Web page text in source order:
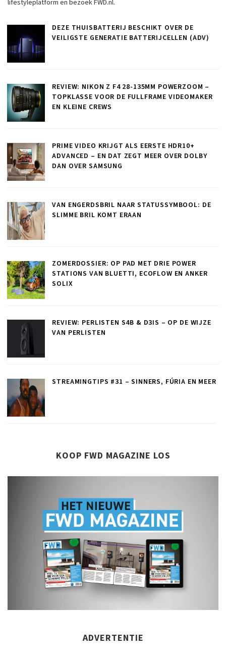
lifestyleplatform en bezoek FWD.nl.
DEZE THUISBATTERIJ BESCHIKT OVER DE
VEILIGSTE GENERATIE BATTERIJCELLEN (ADV)
REVIEW: NIKON Z F4 28-135MM POWERZOOM –
TOPKLASSE VOOR DE FULLFRAME VIDEOMAKER
EN KLEINE CREWS
PRIME VIDEO KRIJGT ALS EERSTE HDR10+
ADVANCED – EN DAT ZEGT MEER OVER DOLBY
DAN OVER SAMSUNG
VAN ENGERDSBRIL NAAR STATUSSYMBOOL: DE
SLIMME BRIL KOMT ERAAN
ZOMERDOSSIER: OP PAD MET DRIE POWER
STATIONS VAN BLUETTI, ECOFLOW EN ANKER
SOLIX
REVIEW: PERLISTEN S4B & D3IS – OP DE WIJZE
VAN PERLISTEN
STREAMINGTIPS #31 – SINNERS, FÚRIA EN MEER
KOOP FWD MAGAZINE LOS
ADVERTENTIE